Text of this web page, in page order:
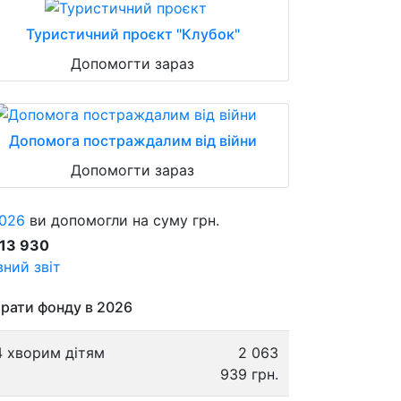
Туристичний проєкт "Клубок"
Допомогти зараз
Допомога постраждалим від війни
Допомогти зараз
ви допомогли на суму грн.
930
звіт
фонду в 2026
хворим дітям
2 063
939 грн.